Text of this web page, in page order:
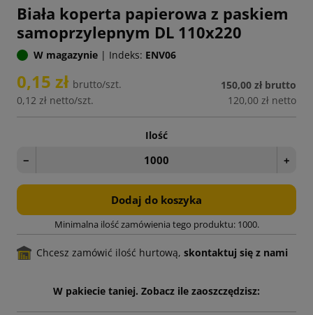
Biała koperta papierowa z paskiem
samoprzylepnym DL 110x220
W magazynie | Indeks: ENV06
0,15 zł brutto/szt.
0,12 zł netto/szt.
150,00 zł brutto
120,00 zł netto
Ilość
− +
Dodaj do koszyka
Minimalna ilość zamówienia tego produktu: 1000.
Chcesz zamówić ilość hurtową, skontaktuj się z nami
W pakiecie taniej. Zobacz ile zaoszczędzisz: